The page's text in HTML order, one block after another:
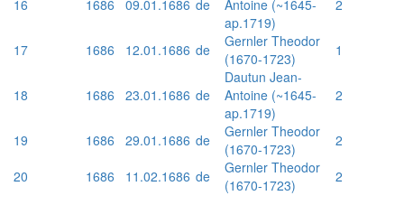
16 1686 09.01.1686 de
Antoine (~1645-
ap.1719)
2
17 1686 12.01.1686 de
Gernler Theodor
(1670-1723)
1
18 1686 23.01.1686 de
Dautun Jean-
Antoine (~1645-
ap.1719)
2
19 1686 29.01.1686 de
Gernler Theodor
(1670-1723)
2
20
1686 11.02.1686 de
Gernler Theodor
(1670-1723)
2